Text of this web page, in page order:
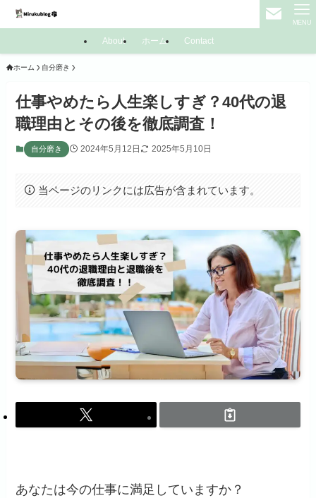
MENU
About ホーム Contact
ホーム 自分磨き
仕事やめたら人生楽しすぎ？40代の退
職理由とその後を徹底調査！
自分磨き 2024年5月12日 2025年5月10日
当ページのリンクには広告が含まれています。
あなたは今の仕事に満足していますか？